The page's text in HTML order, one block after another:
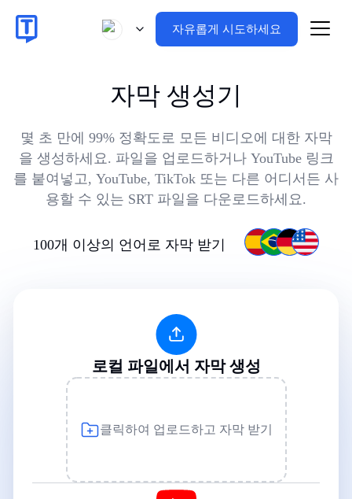
자유롭게 시도하세요
자막 생성기
몇 초 만에 99% 정확도로 모든 비디오에 대한 자막
을 생성하세요. 파일을 업로드하거나 YouTube 링크
를 붙여넣고, YouTube, TikTok 또는 다른 어디서든 사
용할 수 있는 SRT 파일을 다운로드하세요.
100개 이상의 언어로 자막 받기
로컬 파일에서 자막 생성
클릭하여 업로드하고 자막 받기